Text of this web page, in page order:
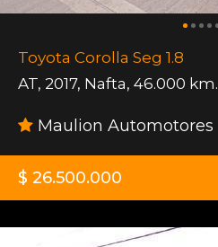
Toyota Corolla Seg 1.8
AT, 2017, Nafta, 46.000 km.
Maulion Automotores
$ 26.500.000